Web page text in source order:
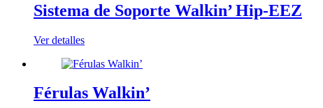
Sistema de Soporte Walkin’ Hip-EEZ
Ver detalles
Férulas Walkin’